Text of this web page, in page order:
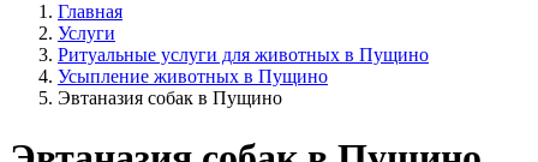
Главная
Услуги
Ритуальные услуги для животных в Пущино
Усыпление животных в Пущино
Эвтаназия собак в Пущино